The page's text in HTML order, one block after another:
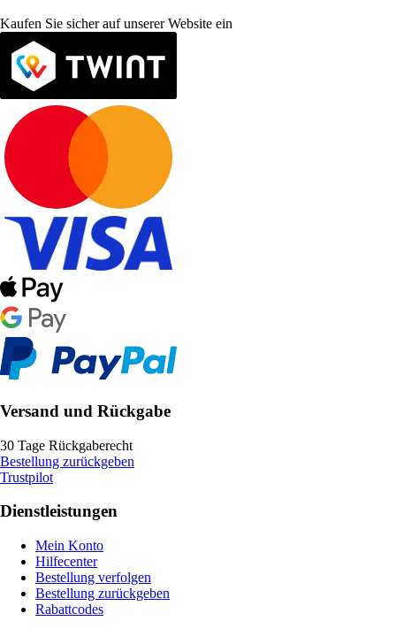
Kaufen Sie sicher auf unserer Website ein
Versand und Rückgabe
30 Tage Rückgaberecht
Bestellung zurückgeben
Trustpilot
Dienstleistungen
Mein Konto
Hilfecenter
Bestellung verfolgen
Bestellung zurückgeben
Rabattcodes